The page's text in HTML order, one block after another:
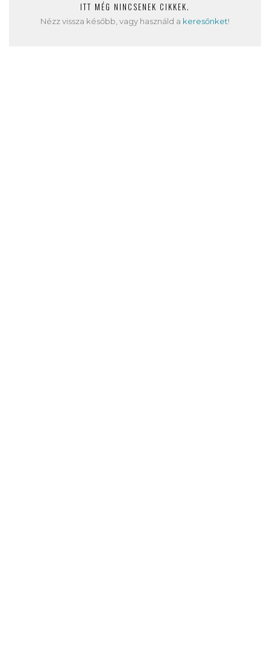
ITT MÉG NINCSENEK CIKKEK.
Nézz vissza később, vagy használd a keresőnket!